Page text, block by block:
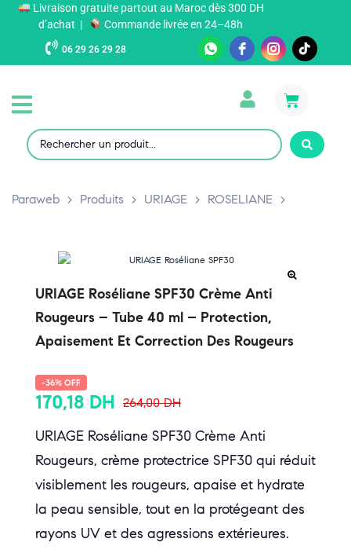
Livraison gratuite partout au Maroc dès 300 DH
d’achat |
Commande livrée en 24–48h
06 29 26 29 28
Paraweb > Produits > URIAGE > ROSELIANE >
URIAGE Roséliane SPF30 Crème Anti
Rougeurs – Tube 40 ml – Protection,
Apaisement Et Correction Des Rougeurs
-36% OFF
264,00DH
170,18 DH
URIAGE Roséliane SPF30 Crème Anti
Rougeurs, crème protectrice SPF30 qui réduit
visiblement les rougeurs, apaise et hydrate
la peau sensible, tout en la protégeant des
rayons UV et des agressions extérieures.